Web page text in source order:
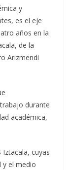
y
es el eje
años en la
de la
Arizmendi
durante
académica,
Iztacala, cuyas
y el medio